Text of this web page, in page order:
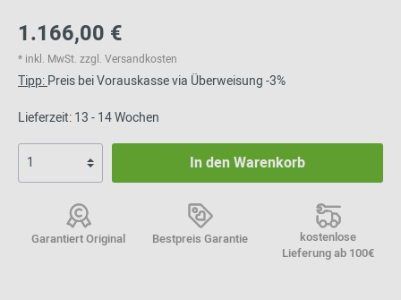
1.166,00 €
* inkl. MwSt. zzgl. Versandkosten
Tipp:Preis bei Vorauskasse via Überweisung -3%
Lieferzeit: 13 - 14 Wochen
In den Warenkorb
Garantiert Original Bestpreis Garantie
kostenlose
Lieferung ab 100€